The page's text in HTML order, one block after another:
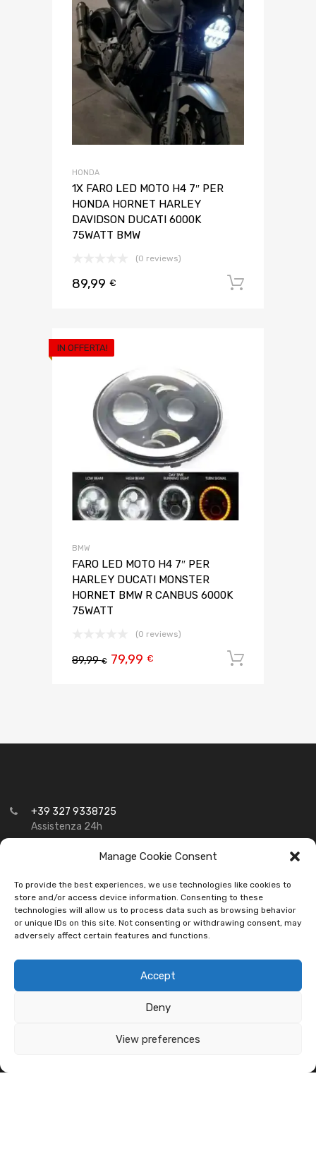
Manage Cookie Consent
To provide the best experiences, we use technologies like cookies to
store and/or access device information. Consenting to these
technologies will allow us to process data such as browsing behavior
or unique IDs on this site. Not consenting or withdrawing consent, may
adversely affect certain features and functions.
Accept
Deny
View preferences
HONDA
1X FARO LED MOTO H4 7″ PER
HONDA HORNET HARLEY
DAVIDSON DUCATI 6000K
75WATT BMW
(0 reviews)
89,99 €
IN OFFERTA!
BMW
FARO LED MOTO H4 7″ PER
HARLEY DUCATI MONSTER
HORNET BMW R CANBUS 6000K
75WATT
(0 reviews)
89,99€ 79,99 €
+39 327 9338725
Assistenza 24h
luciledauto@libero.it
MODALITÀ DI PAGAMENTO